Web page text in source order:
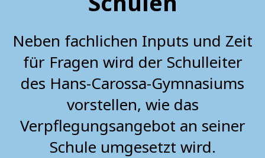
Neben fachlichen Inputs und Zeit
für Fragen wird der Schulleiter
des Hans-Carossa-Gymnasiums
vorstellen, wie das
Verpflegungsangebot an seiner
Schule umgesetzt wird.